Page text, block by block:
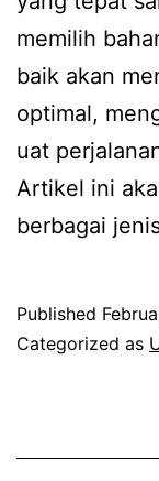
memilih
baik akan
optimal,
uat
Artikel ini
berbagai
Published
Categorized as